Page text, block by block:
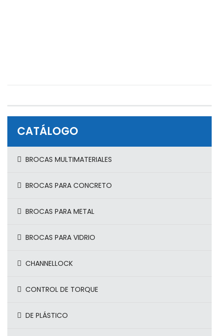
CATÁLOGO
BROCAS MULTIMATERIALES
BROCAS PARA CONCRETO
BROCAS PARA METAL
BROCAS PARA VIDRIO
CHANNELLOCK
CONTROL DE TORQUE
DE PLÁSTICO